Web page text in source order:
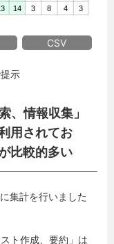
CSV
示
、情報収集」
用されてお
比較的多い
集計を行いました
ト作成、要約」は